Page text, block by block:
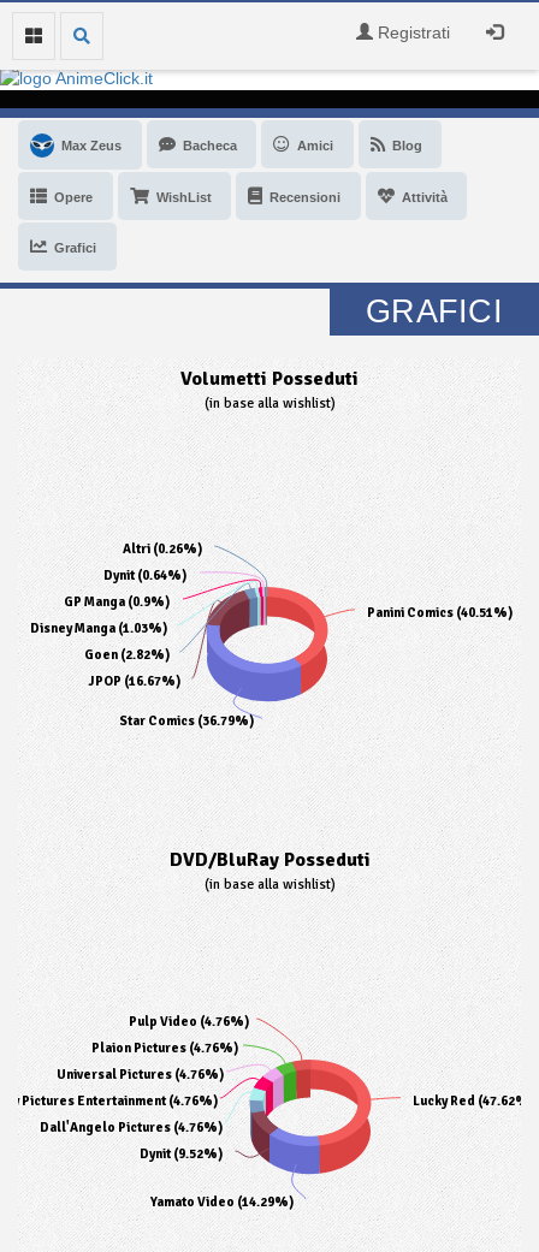
Registrati
Max Zeus Bacheca Amici Blog
Opere WishList Recensioni Attività
Grafici
GRAFICI
Volumetti Posseduti
(in base alla wishlist)
Panini Comics (40.51%)
Star Comics (36.79%)
JPOP (16.67%)
Goen (2.82%)
Disney Manga (1.03%)
GP Manga (0.9%)
Dynit (0.64%)
Altri (0.26%)
DVD/BluRay Posseduti
(in base alla wishlist)
Lucky Red (47.62%)
Yamato Video (14.29%)
Dynit (9.52%)
Dall'Angelo Pictures (4.76%)
Pictures Entertainment (4.76%)
Universal Pictures (4.76%)
Plaion Pictures (4.76%)
Pulp Video (4.76%)